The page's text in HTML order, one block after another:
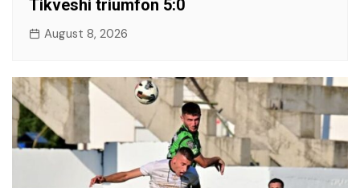
Tikveshi triumfon 5:0
August 8, 2026